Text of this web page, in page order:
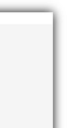
(MAI)
och